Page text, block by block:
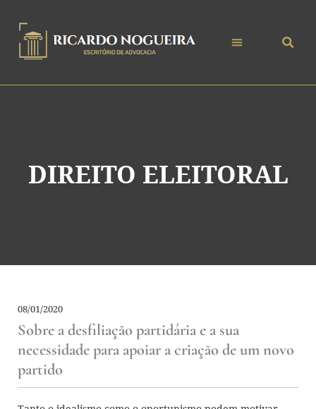
DIREITO ELEITORAL
08/01/2020
Sobre a desfiliação partidária e a sua
necessidade para apoiar a criação de um novo
partido